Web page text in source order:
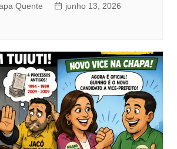
Quente
junho 13, 2026